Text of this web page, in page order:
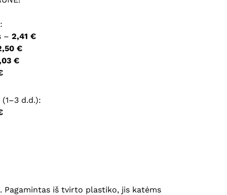
– 2,41 €
€
€
d.d.):
iš tvirto plastiko, jis katėms
iš naujo, kai kitą kartą vėl norėsiu parašyti